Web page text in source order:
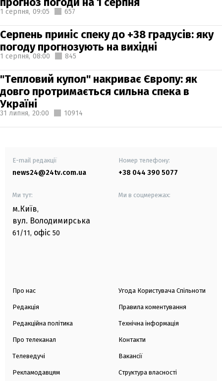
1 серпня, 09:05 657
Серпень приніс спеку до +38 градусів: яку
погоду прогнозують на вихідні
1 серпня, 08:00 845
"Тепловий купол" накриває Європу: як
довго протримається сильна спека в
Україні
31 липня, 20:00 10914
E-mail редакції
news24@24tv.com.ua
Номер телефону:
+38 044 390 5077
Ми тут:
м.Київ,
вул. Володимирська
61/11, офіс 50
Ми в соцмережах:
Про нас
Редакція
Редакційна політика
Про телеканал
Телеведучі
Рекламодавцям
Угода Користувача Спільноти
Правила коментування
Технічна інформація
Контакти
Вакансії
Структура власності